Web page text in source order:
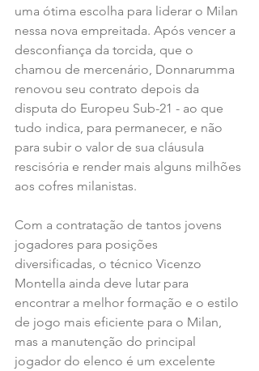
uma ótima escolha para liderar o Milan
nessa nova empreitada. Após vencer a
desconfiança da torcida, que o
chamou de mercenário, Donnarumma
renovou seu contrato depois da
disputa do Europeu Sub-21 - ao que
tudo indica, para permanecer, e não
para subir o valor de sua cláusula
rescisória e render mais alguns milhões
aos cofres milanistas.
Com a contratação de tantos jovens
jogadores para posições
diversificadas, o técnico Vicenzo
Montella ainda deve lutar para
encontrar a melhor formação e o estilo
de jogo mais eficiente para o Milan,
mas a manutenção do principal
jogador do elenco é um excelente